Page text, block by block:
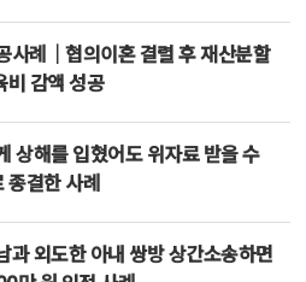
사례｜협의이혼 결렬 후 재산분할
비 감액 성공
상해를 입혔어도 위자료 받을 수
종결한 사례
과 외도한 아내 쌍방 상간소송하면